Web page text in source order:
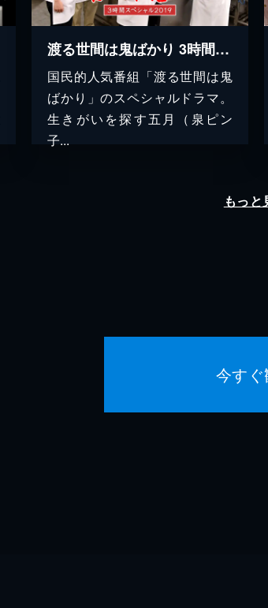
渡る世間は鬼ばかり 3時間スペシャル2019(橋田壽賀子ドラマ)
国民的人気番組「渡る世間は鬼
ばかり」のスペシャルドラマ。
生きがいを探す五月（泉ピン
子...
もっと
今すぐ